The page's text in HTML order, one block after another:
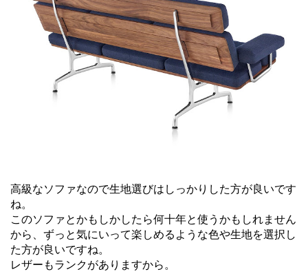
高級なソファなので生地選びはしっかりした方が良いです
ね。
このソファとかもしかしたら何十年と使うかもしれません
から、ずっと気にいって楽しめるような色や生地を選択し
た方が良いですね。
レザーもランクがありますから。